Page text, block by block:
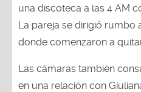
una discoteca a las 4 AM
La pareja se dirigió rumbo
donde comenzaron a
Las cámaras también
en una relación con